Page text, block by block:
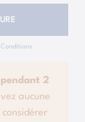
Conditions
2
aucune